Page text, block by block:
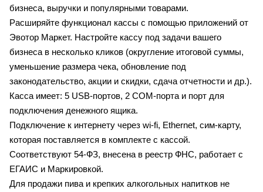
бизнеса, выручки и популярными товарами.
Расширяйте функционал кассы с помощью приложений от
Эвотор Маркет. Настройте кассу под задачи вашего
бизнеса в несколько кликов (округление итоговой суммы,
уменьшение размера чека, обновление под
законодательство, акции и скидки, сдача отчетности и др.).
Касса имеет: 5 USB-портов, 2 COM-порта и порт для
подключения денежного ящика.
Подключение к интернету через wi-fi, Ethernet, сим-карту,
которая поставляется в комплекте с кассой.
Соответствуют 54-ФЗ, внесена в реестр ФНС, работает с
ЕГАИС и Маркировкой.
Для продажи пива и крепких алкогольных напитков не